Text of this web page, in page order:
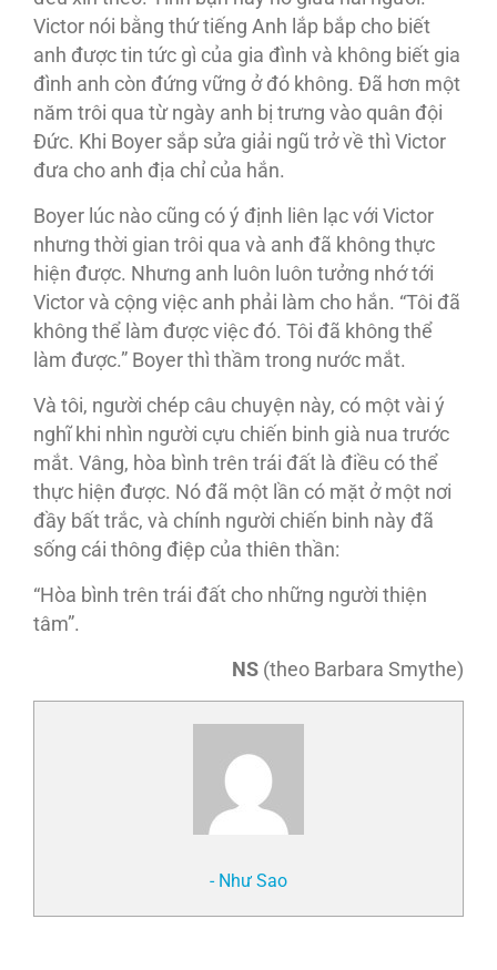
Victor nói bằng thứ tiếng Anh lắp bắp cho biết
anh được tin tức gì của gia đình và không biết gia
đình anh còn đứng vững ở đó không. Đã hơn một
năm trôi qua từ ngày anh bị trưng vào quân đội
Đức. Khi Boyer sắp sửa giải ngũ trở về thì Victor
đưa cho anh địa chỉ của hắn.
Boyer lúc nào cũng có ý định liên lạc với Victor
nhưng thời gian trôi qua và anh đã không thực
hiện được. Nhưng anh luôn luôn tưởng nhớ tới
Victor và cộng việc anh phải làm cho hắn. “Tôi đã
không thể làm được việc đó. Tôi đã không thể
làm được.” Boyer thì thầm trong nước mắt.
Và tôi, người chép câu chuyện này, có một vài ý
nghĩ khi nhìn người cựu chiến binh già nua trước
mắt. Vâng, hòa bình trên trái đất là điều có thể
thực hiện được. Nó đã một lần có mặt ở một nơi
đầy bất trắc, và chính người chiến binh này đã
sống cái thông điệp của thiên thần:
“Hòa bình trên trái đất cho những người thiện
tâm”.
NS (theo Barbara Smythe)
- Như Sao